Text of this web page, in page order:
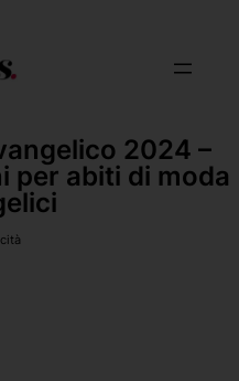
2024 –
per abiti di moda